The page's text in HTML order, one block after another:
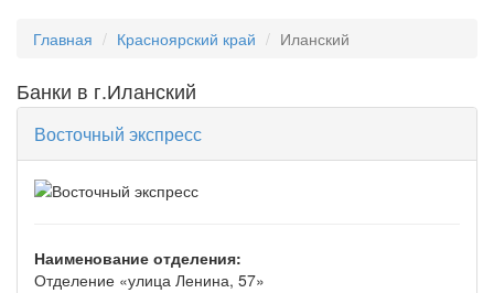
Главная Красноярский край Иланский
Банки в г.Иланский
Восточный экспресс
Наименование отделения:
Отделение «улица Ленина, 57»